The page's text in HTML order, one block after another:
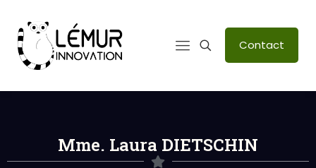
Contact
Mme. Laura DIETSCHIN